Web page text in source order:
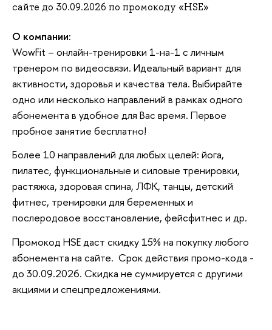
сайте до 30.09.2026 по промокоду «HSE»
О компании:
WowFit – онлайн-тренировки 1-на-1 с личным
тренером по видеосвязи. Идеальный вариант для
активности, здоровья и качества тела. Выбирайте
одно или несколько направлений в рамках одного
абонемента в удобное для Вас время. Первое
пробное занятие бесплатно!
Более 10 направлений для любых целей: йога,
пилатес, функциональные и силовые тренировки,
растяжка, здоровая спина, ЛФК, танцы, детский
фитнес, тренировки для беременных и
послеродовое восстановление, фейсфитнес и др.
Промокод HSE даст скидку 15% на покупку любого
абонемента на сайте. Срок действия промо-кода -
до 30.09.2026. Скидка не суммируется с другими
акциями и спецпредложениями.